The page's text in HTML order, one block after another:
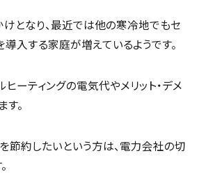
となり、最近では他の寒冷地でもセ
導入する家庭が増えているようです。
ヒーティングの電気代やメリット・デメ
。
節約したいという方は、電力会社の切